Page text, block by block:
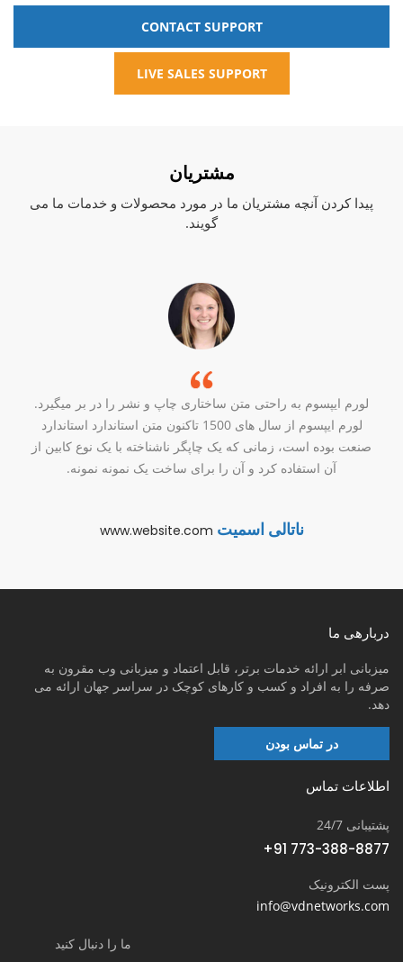
CONTACT SUPPORT
LIVE SALES SUPPORT
مشتریان
پیدا کردن آنچه مشتریان ما در مورد محصولات و خدمات ما می
گویند.
ناتالی اسمیت www.website.com
لورم ایپسوم به راحتی متن ساختاری چاپ و نشر را در بر میگیرد.
لورم ایپسوم از سال های 1500 تاکنون متن استاندارد استاندارد
صنعت بوده است، زمانی که یک چاپگر ناشناخته با یک نوع کابین از
آن استفاده کرد و آن را برای ساخت یک نمونه نمونه.
دربارهی ما
میزبانی ابر ارائه خدمات برتر، قابل اعتماد و میزبانی وب مقرون به
صرفه را به افراد و کسب و کارهای کوچک در سراسر جهان ارائه می
دهد.
در تماس بودن
اطلاعات تماس
پشتیبانی 24/7
+91 773-388-8877
پست الکترونیک
info@vdnetworks.com
ما را دنبال کنید